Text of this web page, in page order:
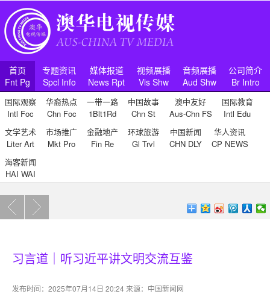
首页
Fnt Pg
专题资讯
Spcl Info
媒体报道
News Rpt
视频展播
Vis Shw
音频展播
Aud Shw
公司简介
Br Intro
国际观察
Intl Foc
华裔热点
Chn Foc
一带一路
1Blt1Rd
中国故事
Chn St
澳中友好
Aus-Chn FS
国际教育
Intl Edu
文学艺术
Liter Art
市场推广
Mkt Pro
金融地产
Fin Re
环球旅游
Gl Trvl
中国新闻
CHN DLY
华人资讯
CP NEWS
海客新闻
HAI WAI
习言道｜听习近平讲文明交流互鉴
发布时间：2025年07月14日 20:24 来源：中国新闻网